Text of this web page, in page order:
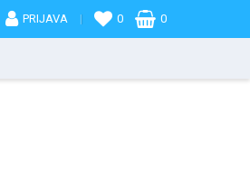
PRIJAVA | 0 0